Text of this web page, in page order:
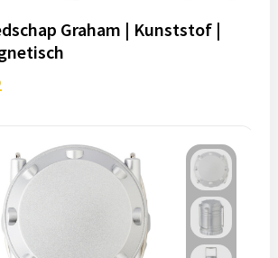
Graham | Kunststof |